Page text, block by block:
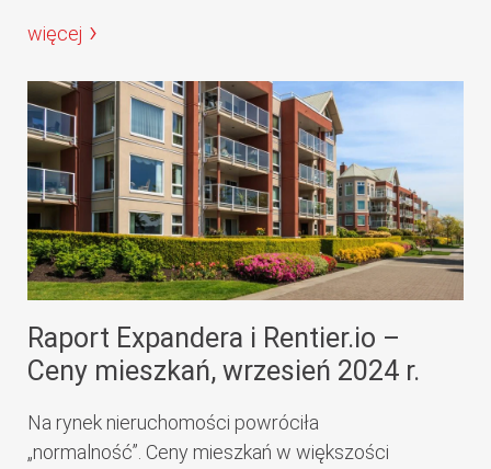
więcej
Raport Expandera i Rentier.io –
Ceny mieszkań, wrzesień 2024 r.
Na rynek nieruchomości powróciła
„normalność”. Ceny mieszkań w większości